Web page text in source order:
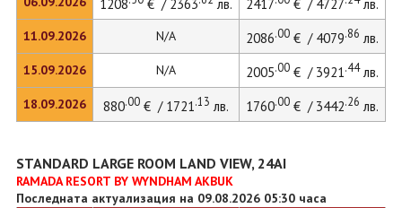
11.09.2026
15.09.2026
18.09.2026
1208 € / 2363 лв. 2417 € / 4727 лв.
N/A 2086.00€ / 4079.86 лв.
N/A 2005.00€ / 3921.44лв.
880.00€ / 1721.13 лв. 1760.00€ / 3442.26 лв.
STANDARD LARGE ROOM LAND VIEW, 24AI
RAMADA RESORT BY WYNDHAM AKBUK
Последната актуализация на 09.08.2026 05:30 часа